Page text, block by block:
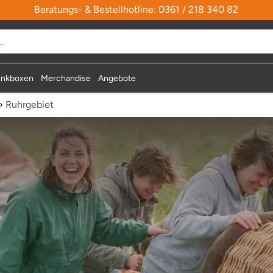
Beratungs- & Bestellhotline: 0361 / 218 340 82
Merchandise Angebote
› Ruhrgebiet